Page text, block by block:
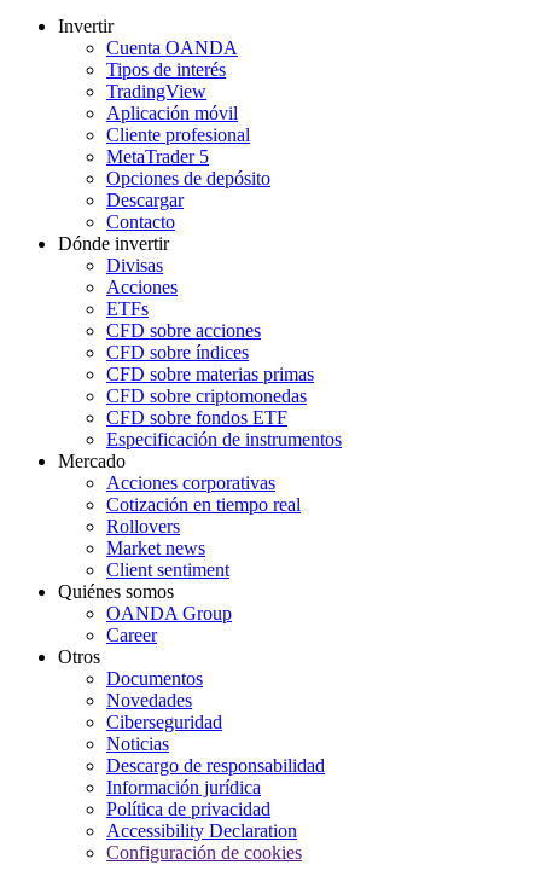
Invertir
Cuenta OANDA
Tipos de interés
TradingView
Aplicación móvil
Cliente profesional
MetaTrader 5
Opciones de depósito
Descargar
Contacto
Dónde invertir
Divisas
Acciones
ETFs
CFD sobre acciones
CFD sobre índices
CFD sobre materias primas
CFD sobre criptomonedas
CFD sobre fondos ETF
Especificación de instrumentos
Mercado
Acciones corporativas
Cotización en tiempo real
Rollovers
Market news
Client sentiment
Quiénes somos
OANDA Group
Career
Otros
Documentos
Novedades
Ciberseguridad
Noticias
Descargo de responsabilidad
Información jurídica
Política de privacidad
Accessibility Declaration
Configuración de cookies